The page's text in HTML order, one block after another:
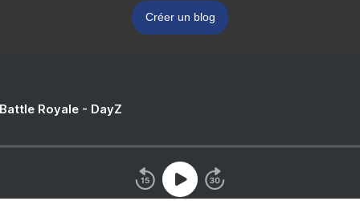
Créer un blog
Royale - DayZ